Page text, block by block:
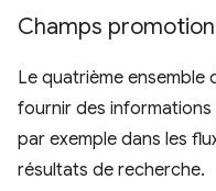
Champs
Le quatrième ensemble
fournir des
par exemple dans les
résultats de recherche.